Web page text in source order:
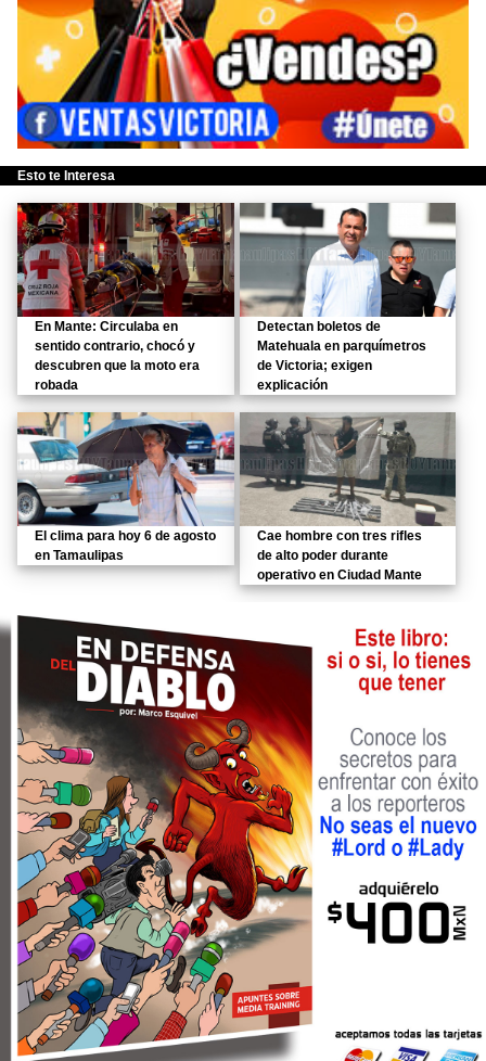
Esto te Interesa
En Mante: Circulaba en
sentido contrario, chocó y
descubren que la moto era
robada
Detectan boletos de
Matehuala en parquímetros
de Victoria; exigen
explicación
El clima para hoy 6 de agosto
en Tamaulipas
Cae hombre con tres rifles
de alto poder durante
operativo en Ciudad Mante